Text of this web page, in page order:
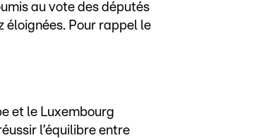
au vote des députés
éloignées. Pour rappel le
et le Luxembourg
l’équilibre entre